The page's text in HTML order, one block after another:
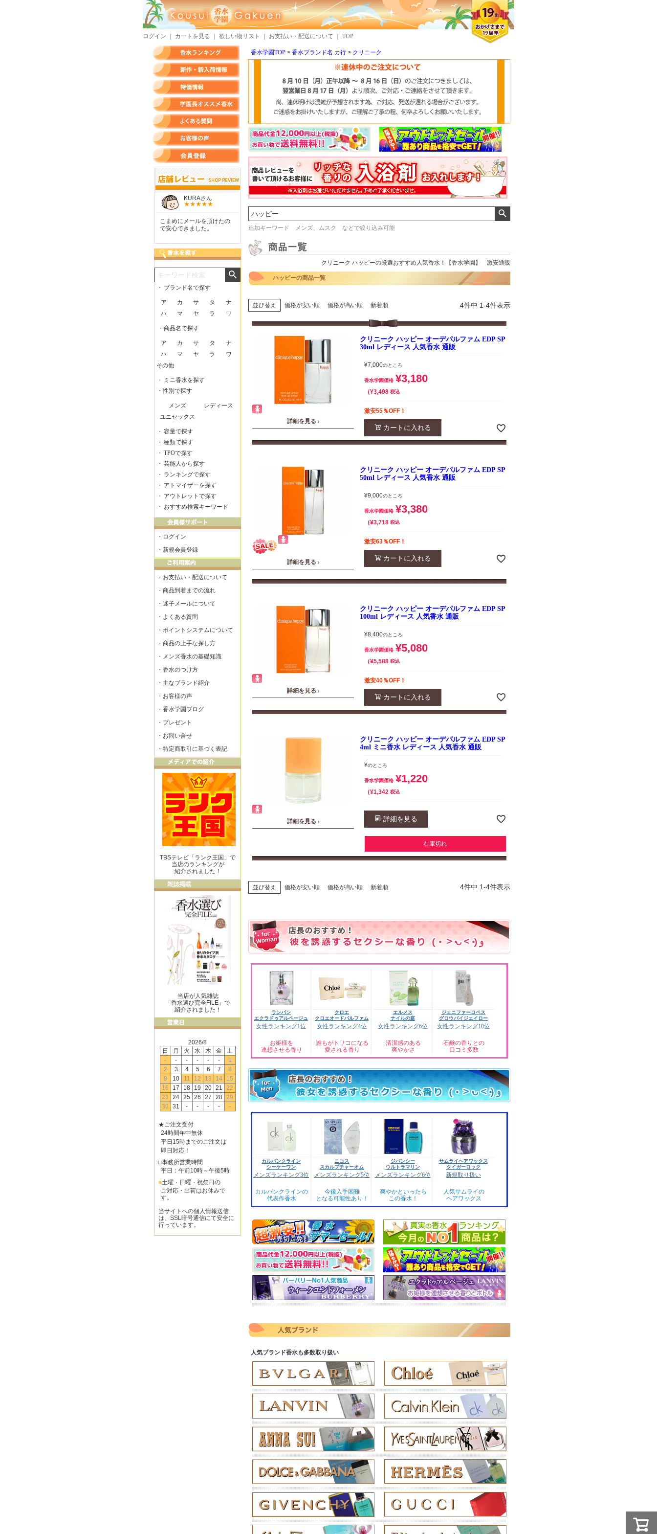
ログイン カートを見る 欲しい物リスト お支払い・配送について TOP
香水学園TOP 香水ブランド名 カ行 クリニーク
検索
追加キーワード メンズ、ムスク などで絞り込み可能
クリニーク ハッピーの厳選おすすめ人気香水！【香水学園】 激安通販
ハッピーの商品一覧
並び替え 価格が安い順 価格が高い順 新着順 4件中 1-4件表示
詳細を見る ›
クリニーク ハッピー オーデパルファム EDP SP
30ml レディース 人気香水 通販
¥7,000のところ
香水学園価格 ¥3,180
¥3,498 税込
激安55％OFF！
カートに入れる
詳細を見る ›
クリニーク ハッピー オーデパルファム EDP SP
50ml レディース 人気香水 通販
¥9,000のところ
香水学園価格 ¥3,380
¥3,718 税込
激安63％OFF！
カートに入れる
詳細を見る ›
クリニーク ハッピー オーデパルファム EDP SP
100ml レディース 人気香水 通販
¥8,400のところ
香水学園価格 ¥5,080
¥5,588 税込
激安40％OFF！
カートに入れる
詳細を見る ›
クリニーク ハッピー オーデパルファム EDP SP
4ml ミニ香水 レディース 人気香水 通販
¥のところ
香水学園価格 ¥1,220
¥1,342 税込
詳細を見る
在庫切れ
並び替え 価格が安い順 価格が高い順 新着順 4件中 1-4件表示
ランバン
エクラドゥアルページュ
女性ランキング1位
お姫様を
連想させる香り
クロエ
クロエオードパルファム
女性ランキング4位
誰もがトリコになる
愛される香り
エルメス
ナイルの庭
女性ランキング6位
清潔感のある
爽やかさ
ジェニファーロペス
グロウバイジェイロー
女性ランキング10位
石鹸の香りとの
口コミ多数
カルバンクライン
シーケーワン
メンズランキング3位
カルバンクラインの
代表作香水
ニコス
スカルプチャーオム
メンズランキング5位
今後入手困難
となる可能性あり！
ジバンシー
ウルトラマリン
メンズランキング6位
爽やかといったら
この香水！
サムライヘアワックス
タイガーロック
新規取り扱い
人気サムライの
ヘアワックス
人気ブランド香水も多数取り扱い
KURAさん
こまめにメールを頂けたの
で安心できました。
しらすさん
商品が早く届いたのでよか
ったです。また利用させて
MMさん
好きな香水を、いろいろ少
量試せるところが魅力でし
クロエさん
気持ちよくお取引が出来ま
おまけありがとうございま
・ ブランド名で探す
ア カ サ タ
ナ
ハ
マ ヤ ラ ワ
・商品名で探す
ア カ サ タ
ナ
ハ
マ ヤ ラ
ワ
その他
・
ミニ香水を探す
・性別で探す
メンズ
レディース
ユニセックス
・ 容量で探す
・ 種類で探す
・ TPOで探す
・ 芸能人から探す
・ ランキングで探す
・ アトマイザーを探す
・ アウトレットで探す
・ おすすめ検索キーワード
・ ログイン
・ 新規会員登録
・ お支払い・配送について
・ 商品到着までの流れ
・ 迷子メールについて
・ よくある質問
・ ポイントシステムについて
・ 商品の上手な探し方
・ メンズ香水の基礎知識
・ 香水のつけ方
・ 主なブランド紹介
・ お客様の声
・ 香水学園ブログ
・ プレゼント
・ お問い合せ
・ 特定商取引に基づく表記
TBSテレビ「ランク王国」で
当店のランキングが
紹介されました！
当店が人気雑誌
「香水選び完全FILE」で
紹介されました！
2026/8
日
月 火 水 木 金
土
-
- - - - -
1
2
3 4 5 6 7
8
9
10 11 12 13 14
15
16
17 18 19 20 21
22
23
24 25 26 27 28 29
30
31 - - - - -
★ご注文受付
24時間年中無休
平日15時までのご注文は
即日対応！
□事務所営業時間
平日：午前10時～午後5時
■土曜・日曜・祝祭日の
ご対応・出荷はお休みで
す。
当サイトへの個人情報送信
は、SSL暗号通信にて安全に
行っています。